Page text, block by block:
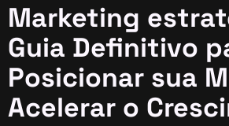
Marketing
Guia Definitivo
Posicionar sua
Acelerar o